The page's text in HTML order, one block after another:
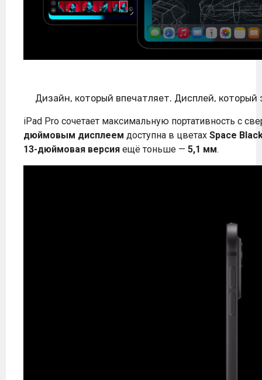
Дизайн, который впечатляет. Дисплей, который
iPad Pro сочетает максимальную портативность с
дюймовым дисплеем доступна в цветах Space
13-дюймовая версия ещё тоньше — 5,1 мм.